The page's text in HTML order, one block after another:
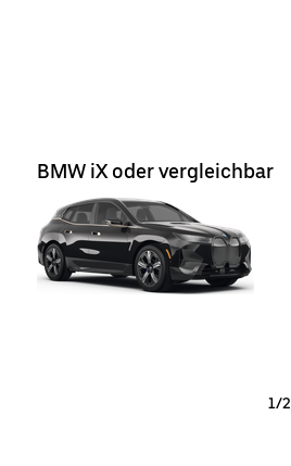
BMW iX oder vergleichbar
1/2